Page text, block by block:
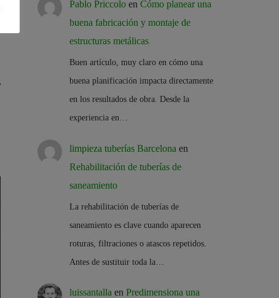
Pablo Priccolo en Cómo planear una
buena fabricación y montaje de
estructuras metálicas
Buen artículo, muy claro en cómo una
buena planificación impacta directamente
en los resultados de obra. Desde la
experiencia en…
limpieza tuberías Barcelona en
Rehabilitación de tuberías de
saneamiento
La rehabilitación de tuberías de
saneamiento es clave cuando aparecen
roturas, filtraciones o atascos repetidos.
Antes de sustituir toda la…
luissantalla en Predimensiona una